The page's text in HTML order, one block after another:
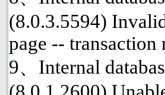
(8.0.3.5594)
page -- transaction
9、Internal